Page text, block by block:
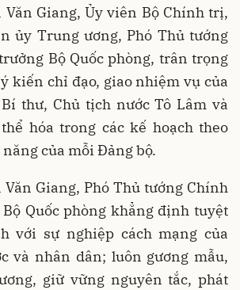
Giang, Ủy viên Bộ Chính trị,
ủy Trung ương, Phó Thủ tướng
Bộ Quốc phòng, trân trọng
kiến chỉ đạo, giao nhiệm vụ của
thư, Chủ tịch nước Tô Lâm và
hóa trong các kế hoạch theo
của mỗi Đảng bộ.
Giang, Phó Thủ tướng Chính
Quốc phòng khẳng định tuyệt
với sự nghiệp cách mạng của
và nhân dân; luôn gương mẫu,
giữ vững nguyên tắc, phát